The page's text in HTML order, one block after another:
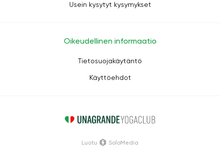
Usein kysytyt kysymykset
Oikeudellinen informaatio
Tietosuojakäytäntö
Käyttöehdot
Luotu SoloMedia